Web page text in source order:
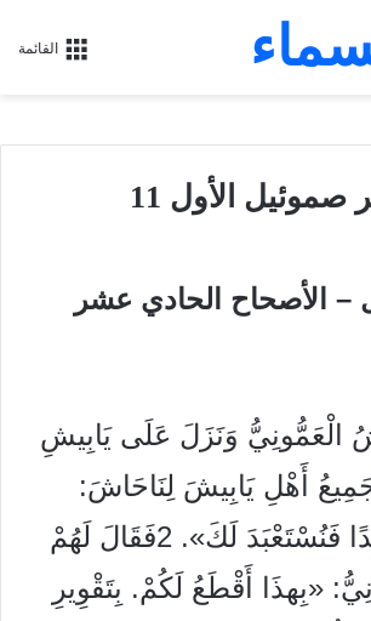
القائمة
الأول 11
الأصحاح الحادي عشر
الْعَمُّونِيُّ وَنَزَلَ عَلَى يَابِيشِ
أَهْلِ يَابِيشَ لِنَاحَاشَ:
«اقْطَعْ لَنَا عَهْدًا فَنُسْتَعْبَدَ لَكَ». 2فَقَالَ لَهُمْ
«بِهذَا أَقْطَعُ لَكُمْ. بِتَقْوِيرِ